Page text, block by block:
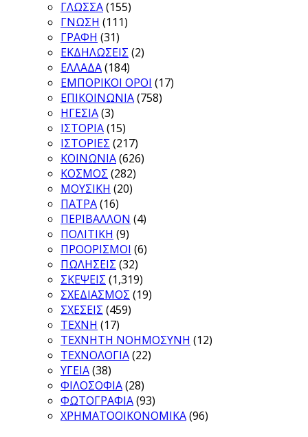
ΓΛΩΣΣΑ(155)
ΓΝΩΣΗ (111)
ΓΡΑΦΗ (31)
ΕΚΔΗΛΩΣΕΙΣ (2)
ΕΛΛΑΔΑ(184)
ΕΜΠΟΡΙΚΟΙ ΟΡΟΙ (17)
ΕΠΙΚΟΙΝΩΝΙΑ(758)
ΗΓΕΣΙΑ(3)
ΙΣΤΟΡΙΑ(15)
ΙΣΤΟΡΙΕΣ (217)
ΚΟΙΝΩΝΙΑ(626)
ΚΟΣΜΟΣ (282)
ΜΟΥΣΙΚΗ (20)
ΠΑΤΡΑ(16)
ΠΕΡΙΒΑΛΛΟΝ (4)
ΠΟΛΙΤΙΚΗ (9)
ΠΡΟΟΡΙΣΜΟΙ (6)
ΠΩΛΗΣΕΙΣ (32)
ΣΚΕΨΕΙΣ (1,319)
ΣΧΕΔΙΑΣΜΟΣ (19)
ΣΧΕΣΕΙΣ (459)
ΤΕΧΝΗ (17)
ΤΕΧΝΗΤΗ ΝΟΗΜΟΣΥΝΗ (12)
ΤΕΧΝΟΛΟΓΙΑ(22)
ΥΓΕΙΑ(38)
ΦΙΛΟΣΟΦΙΑ(28)
ΦΩΤΟΓΡΑΦΙΑ(93)
ΧΡΗΜΑΤΟΟΙΚΟΝΟΜΙΚΑ(96)